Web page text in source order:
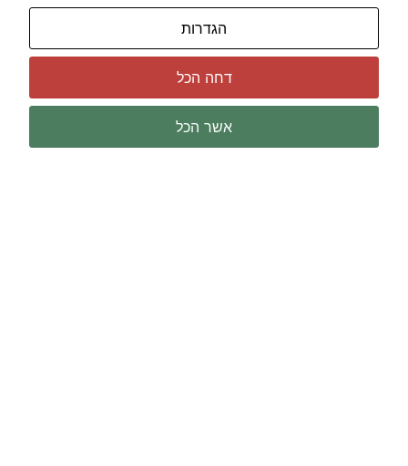
הגדרות
דחה הכל
אשר הכל